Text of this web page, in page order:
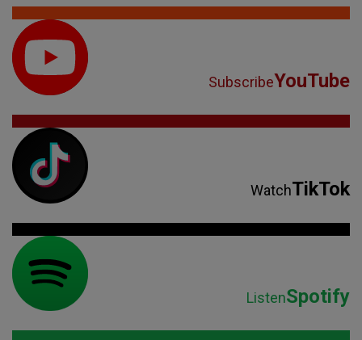
SubscribeYouTube
WatchTikTok
ListenSpotify